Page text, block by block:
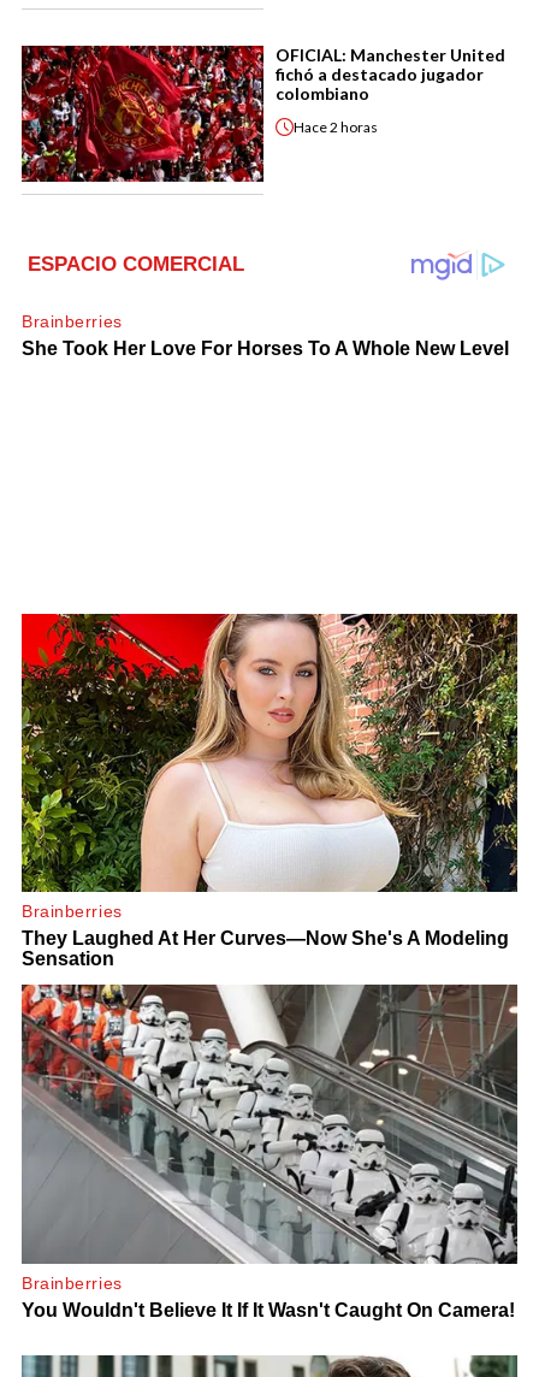
OFICIAL: Manchester United
fichó a destacado jugador
colombiano
Hace2 horas